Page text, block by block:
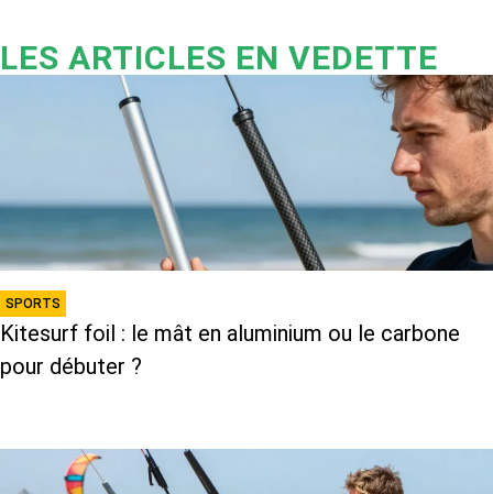
LES ARTICLES EN VEDETTE
SPORTS
Kitesurf foil : le mât en aluminium ou le carbone
pour débuter ?